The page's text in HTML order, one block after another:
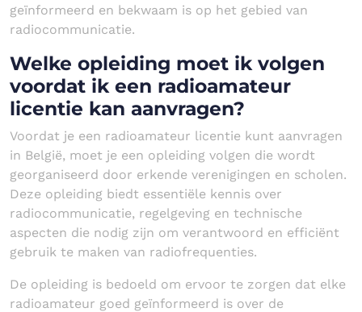
geïnformeerd en bekwaam is op het gebied van
radiocommunicatie.
Welke opleiding moet ik volgen
voordat ik een radioamateur
licentie kan aanvragen?
Voordat je een radioamateur licentie kunt aanvragen
in België, moet je een opleiding volgen die wordt
georganiseerd door erkende verenigingen en scholen.
Deze opleiding biedt essentiële kennis over
radiocommunicatie, regelgeving en technische
aspecten die nodig zijn om verantwoord en efficiënt
gebruik te maken van radiofrequenties.
De opleiding is bedoeld om ervoor te zorgen dat elke
radioamateur goed geïnformeerd is over de